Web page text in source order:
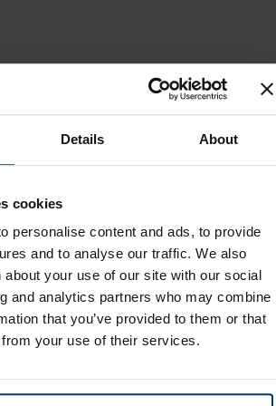
Details About
cookies
personalise content and ads, to provide
and to analyse our traffic. We also
about your use of our site with our social
and analytics partners who may combine
that you’ve provided to them or that
from your use of their services.
trods to gode kvartaler ikke er
primært to ting. Den første er
der i årets første tre kvartaler er
forhold til den danske krone. Med en
90% mod amerikanske aktier, er det
at det naturligvis har påvirket afkastet
aktiekurser skal veksles til
at dollarkursen i tredje kvartal
0,49% i forhold til den danske